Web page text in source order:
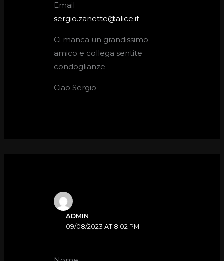
Email
sergio.zanette@alice.it
Ci manca un grandissimo
amico e collega sentite
condoglianze
Ciao Sergio
ADMIN
09/08/2023 AT 8:02 PM